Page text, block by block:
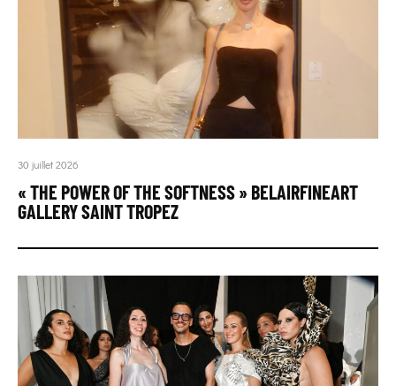
30 juillet 2026
« THE POWER OF THE SOFTNESS » BELAIRFINEART
GALLERY SAINT TROPEZ